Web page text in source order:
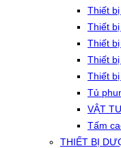
Thiết
Thiết
Thiết
Thiết
Thiết
Tủ
VẬT
Tấm
THIẾT BỊ